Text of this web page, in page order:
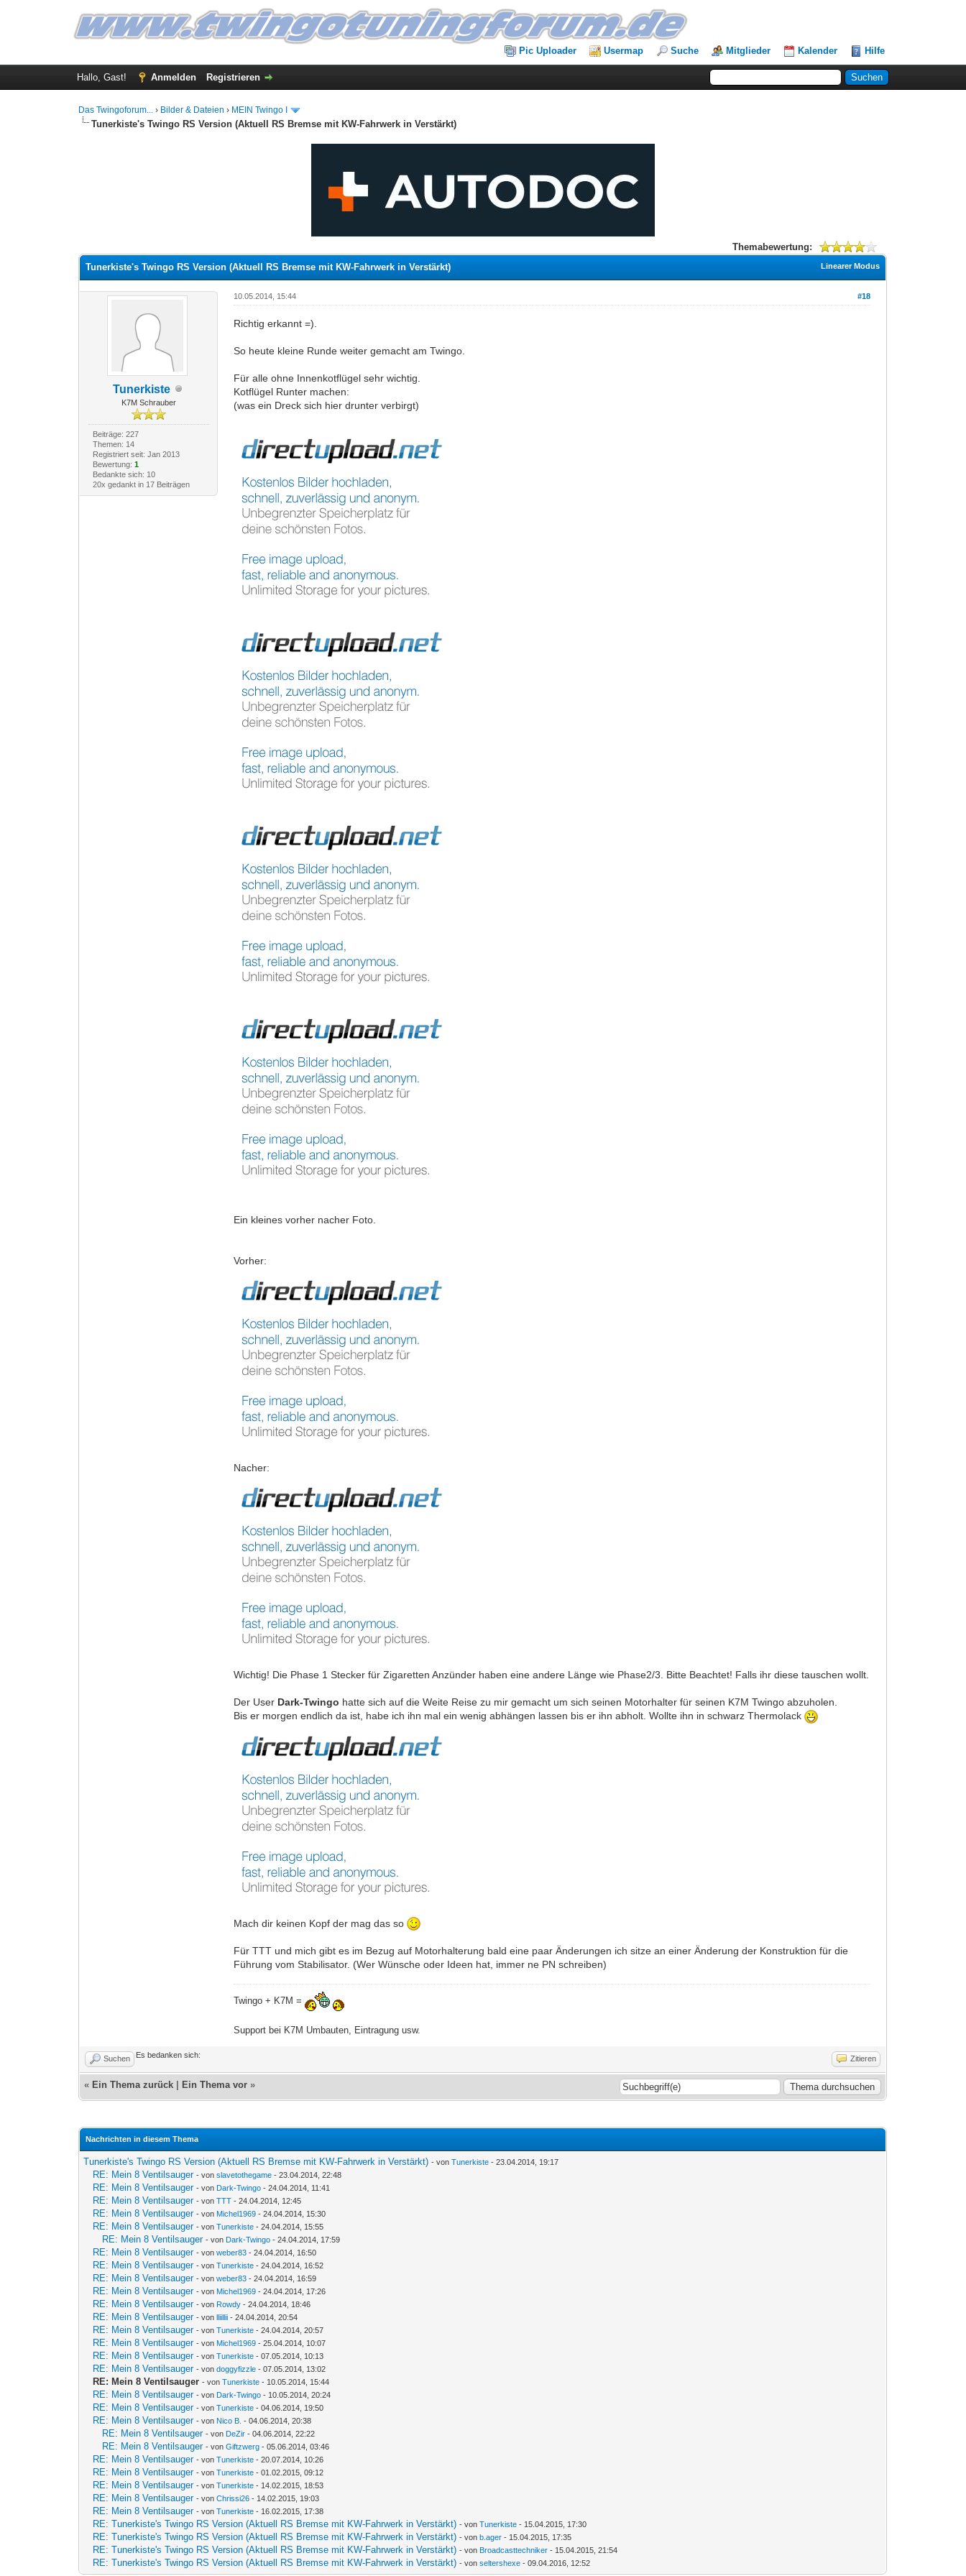
Pic Uploader Usermap Suche Mitglieder Kalender Hilfe
Hallo, Gast! Anmelden Registrieren
Das Twingoforum... › Bilder & Dateien › MEIN Twingo I
Tunerkiste's Twingo RS Version (Aktuell RS Bremse mit KW-Fahrwerk in Verstärkt)
Themabewertung:
Linearer Modus
Tunerkiste's Twingo RS Version (Aktuell RS Bremse mit KW-Fahrwerk in Verstärkt)
Tunerkiste
K7M Schrauber
Beiträge: 227
Themen: 14
Registriert seit: Jan 2013
Bewertung: 1
Bedankte sich: 10
20x gedankt in 17 Beiträgen
#18
10.05.2014, 15:44
Richtig erkannt =).
So heute kleine Runde weiter gemacht am Twingo.
Für alle ohne Innenkotflügel sehr wichtig.
Kotflügel Runter machen:
(was ein Dreck sich hier drunter verbirgt)
Ein kleines vorher nacher Foto.
Vorher:
Nacher:
Wichtig! Die Phase 1 Stecker für Zigaretten Anzünder haben eine andere Länge wie Phase2/3. Bitte Beachtet! Falls ihr diese tauschen wollt.
Der User Dark-Twingo hatte sich auf die Weite Reise zu mir gemacht um sich seinen Motorhalter für seinen K7M Twingo abzuholen.
Bis er morgen endlich da ist, habe ich ihn mal ein wenig abhängen lassen bis er ihn abholt. Wollte ihn in schwarz Thermolack
Mach dir keinen Kopf der mag das so
Für TTT und mich gibt es im Bezug auf Motorhalterung bald eine paar Änderungen ich sitze an einer Änderung der Konstruktion für die
Führung vom Stabilisator. (Wer Wünsche oder Ideen hat, immer ne PN schreiben)
Twingo + K7M =
Support bei K7M Umbauten, Eintragung usw.
Suchen Zitieren
Es bedanken sich:
« Ein Thema zurück Ein Thema vor »
Nachrichten in diesem Thema
Tunerkiste's Twingo RS Version (Aktuell RS Bremse mit KW-Fahrwerk in Verstärkt) - vonTunerkiste - 23.04.2014, 19:17
RE: Mein 8 Ventilsauger - vonslavetothegame - 23.04.2014, 22:48
RE: Mein 8 Ventilsauger - von Dark-Twingo - 24.04.2014, 11:41
RE: Mein 8 Ventilsauger - vonTTT - 24.04.2014, 12:45
RE: Mein 8 Ventilsauger - von Michel1969 - 24.04.2014, 15:30
RE: Mein 8 Ventilsauger - vonTunerkiste - 24.04.2014, 15:55
RE: Mein 8 Ventilsauger - von Dark-Twingo - 24.04.2014, 17:59
RE: Mein 8 Ventilsauger - vonweber83 - 24.04.2014, 16:50
RE: Mein 8 Ventilsauger - vonTunerkiste - 24.04.2014, 16:52
RE: Mein 8 Ventilsauger - vonweber83 - 24.04.2014, 16:59
RE: Mein 8 Ventilsauger - von Michel1969 - 24.04.2014, 17:26
RE: Mein 8 Ventilsauger - von Rowdy - 24.04.2014, 18:46
RE: Mein 8 Ventilsauger - vonlliillii - 24.04.2014, 20:54
RE: Mein 8 Ventilsauger - vonTunerkiste - 24.04.2014, 20:57
RE: Mein 8 Ventilsauger - von Michel1969 - 25.04.2014, 10:07
RE: Mein 8 Ventilsauger - vonTunerkiste - 07.05.2014, 10:13
RE: Mein 8 Ventilsauger - vondoggyfizzle - 07.05.2014, 13:02
RE: Mein 8 Ventilsauger - vonTunerkiste - 10.05.2014, 15:44
RE: Mein 8 Ventilsauger - von Dark-Twingo - 10.05.2014, 20:24
RE: Mein 8 Ventilsauger - vonTunerkiste - 04.06.2014, 19:50
RE: Mein 8 Ventilsauger - von Nico B. - 04.06.2014, 20:38
RE: Mein 8 Ventilsauger - von DeZir - 04.06.2014, 22:22
RE: Mein 8 Ventilsauger - vonGiftzwerg - 05.06.2014, 03:46
RE: Mein 8 Ventilsauger - vonTunerkiste - 20.07.2014, 10:26
RE: Mein 8 Ventilsauger - vonTunerkiste - 01.02.2015, 09:12
RE: Mein 8 Ventilsauger - vonTunerkiste - 14.02.2015, 18:53
RE: Mein 8 Ventilsauger - vonChrissi26 - 14.02.2015, 19:03
RE: Mein 8 Ventilsauger - vonTunerkiste - 16.02.2015, 17:38
RE: Tunerkiste's Twingo RS Version (Aktuell RS Bremse mit KW-Fahrwerk in Verstärkt) - vonTunerkiste - 15.04.2015, 17:30
RE: Tunerkiste's Twingo RS Version (Aktuell RS Bremse mit KW-Fahrwerk in Verstärkt) - vonb.ager - 15.04.2015, 17:35
RE: Tunerkiste's Twingo RS Version (Aktuell RS Bremse mit KW-Fahrwerk in Verstärkt) - von Broadcasttechniker - 15.04.2015, 21:54
RE: Tunerkiste's Twingo RS Version (Aktuell RS Bremse mit KW-Fahrwerk in Verstärkt) - vonseltershexe - 09.04.2016, 12:52